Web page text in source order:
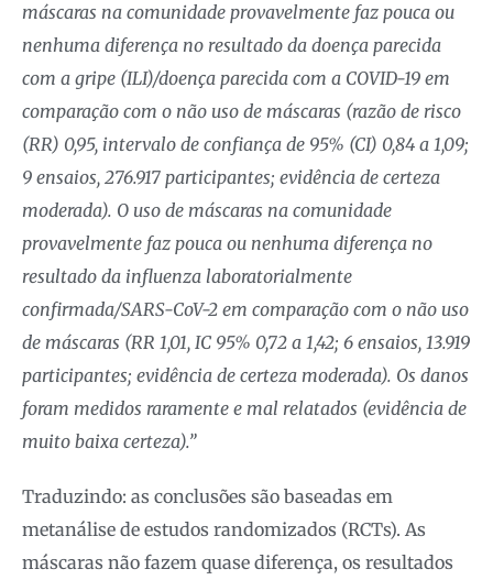
máscaras na comunidade provavelmente faz pouca ou
nenhuma diferença no resultado da doença parecida
com a gripe (ILI)/doença parecida com a COVID-19 em
comparação com o não uso de máscaras (razão de risco
(RR) 0,95, intervalo de confiança de 95% (CI) 0,84 a 1,09;
9 ensaios, 276.917 participantes; evidência de certeza
moderada). O uso de máscaras na comunidade
provavelmente faz pouca ou nenhuma diferença no
resultado da influenza laboratorialmente
confirmada/SARS-CoV-2 em comparação com o não uso
de máscaras (RR 1,01, IC 95% 0,72 a 1,42; 6 ensaios, 13.919
participantes; evidência de certeza moderada). Os danos
foram medidos raramente e mal relatados (evidência de
muito baixa certeza).”
Traduzindo: as conclusões são baseadas em
metanálise de estudos randomizados (RCTs). As
máscaras não fazem quase diferença, os resultados